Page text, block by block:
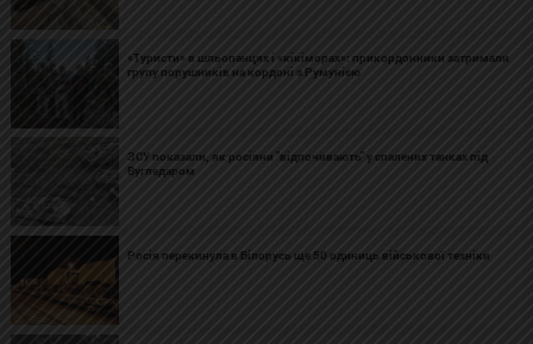
«Туристи» в шльопанцях і «кікіморах»: прикордонники затримали
групу порушників на кордоні з Румунією
ЗСУ показали, як росіяни "відпочивають" у спалених танках під
Вугледаром
Росія перекинула в Білорусь ще 50 одиниць військової техніки